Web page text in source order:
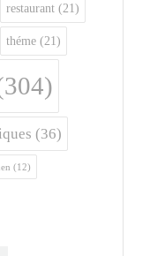
restaurant (21)
théme (21)
(36)
(12)